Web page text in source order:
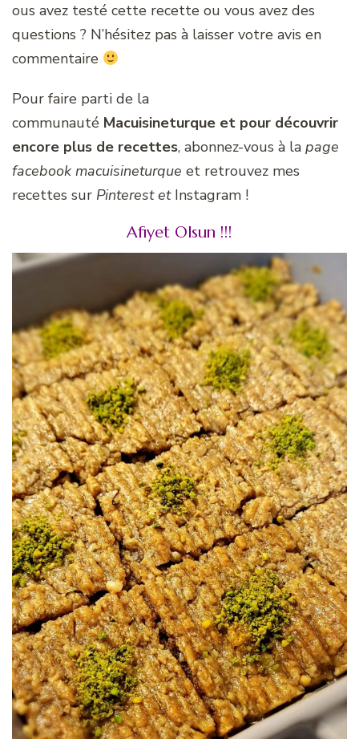
ous avez testé cette recette ou vous avez des
questions ? N’hésitez pas à laisser votre avis en
commentaire
Pour faire parti de la
communauté Macuisineturque et pour découvrir
encore plus de recettes, abonnez-vous à la page
facebook macuisineturque et retrouvez mes
recettes sur Pinterest et Instagram !
Afiyet Olsun !!!